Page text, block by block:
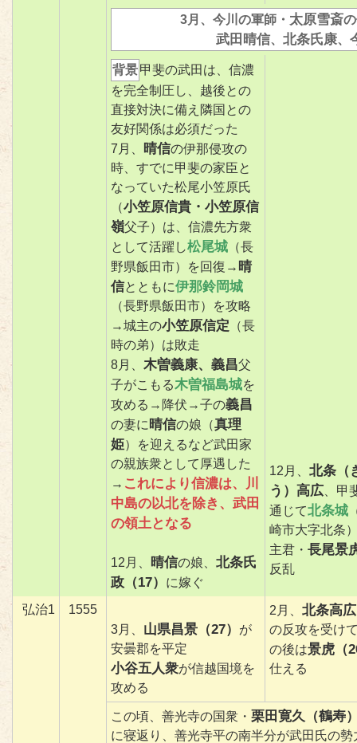
3月、今川の軍師・ 太原雪斎
武田晴信、 北条氏康、
背景甲斐の武田は、信濃
を完全制圧し、越後との
直接対決に備え隣国との
友好関係は必須だった
7月、 晴信の伊那侵攻の
時、すでに甲斐の家臣と
なっていた松尾小笠原氏
（小笠原信貴・小笠原信
嶺父子）は、信濃先方衆
として活躍し松尾城 （長
野県飯田市）を回復→ 晴
信とともに伊那鈴岡城
（長野県飯田市）を攻略
→城主の小笠原信定 （長
時の弟）は敗走
8月、 木曽義康、義昌父
子がこもる木曽福島城を
攻める→降伏→子の義昌
の妻に晴信の娘（真理
姫）を迎えるなど武田家
の親族衆として厚遇した
→ これにより信濃は、川
中島の以北を除き、武田
の領土となる
12月、 晴信の娘、 北条氏
政（17）
に嫁ぐ
12月、 北条（
う）高広 、甲
通じて北条城
崎市大字北条
主君・ 長尾景
反乱
弘治1
1555
3月、 山県昌景（27）
が
安曇郡を平定
小谷五人衆が信越国境を
攻める
2月、 北条高広
の反攻を受け
の後は景虎（
仕える
この頃、善光寺の国衆・ 栗田寛久（鶴寿
に寝返り、善光寺平の南半分が武田氏の勢